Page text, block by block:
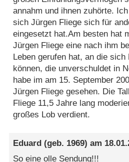
annahm und ihnen zuhörte.
sich Jürgen Fliege sich für
eingesetzt hat.Am besten hat
Jürgen Fliege eine nach ihm
Leben gerufen hat, an die sich
können, die unverschuldet in
habe im am 15. September
Jürgen Fliege gesehen. Die
Fliege 11,5 Jahre lang
großes Lob verdient.
Eduard (geb. 1969) am
So eine olle Sendung!!!